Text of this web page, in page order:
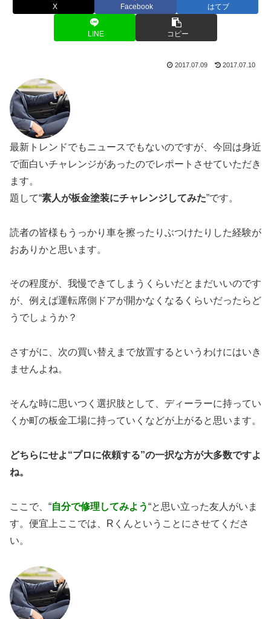
X Facebook はてブ
LINE コピー
2017.07.09 2017.07.10
最新トレンドでもニュースでもないのですが、今回は身近
で面白いチャレンジがあったのでレポートさせていただき
ます。
題して“素人が板金塗装にチャレンジしてみた”です。
読者の皆様もうっかり車を擦ったりぶつけたりした経験が
おありかと思います。
その程度が、我慢できてしまうくらいだとまだいいのです
が、例えば運転席側ドアが開かなくなるくらいだったらど
うでしょうか？
さすがに、次の買い替えまで放置するというわけにはいき
ませんよね。
そんな時に思いつく選択肢として、ディーラーに持ってい
くか町の板金工場に持っていくなどが上がると思います。
どちらにせよ“プロに依頼する”の一択な方が大多数ですよ
ね。
ここで、“自分で修理してみよう“と思い立った友人がいま
す。便宜上ここでは、Rくんということにさせてくださ
い。